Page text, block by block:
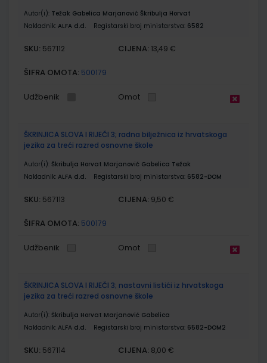
Autor(i): Težak Gabelica Marjanović Škribulja Horvat
Nakladnik: ALFA d.d. Registarski broj ministarstva: 6582
SKU: 567112 CIJENA: 13,49 €
ŠIFRA OMOTA: 500179
Udžbenik Omot
ŠKRINJICA SLOVA I RIJEČI 3; radna bilježnica iz hrvatskoga
jezika za treći razred osnovne škole
Autor(i): Škribulja Horvat Marjanović Gabelica Težak
Nakladnik: ALFA d.d. Registarski broj ministarstva: 6582-DOM
SKU: 567113 CIJENA: 9,50 €
ŠIFRA OMOTA: 500179
Udžbenik Omot
ŠKRINJICA SLOVA I RIJEČI 3; nastavni listići iz hrvatskoga
jezika za treći razred osnovne škole
Autor(i): Škribulja Horvat Marjanović Gabelica
Nakladnik: ALFA d.d. Registarski broj ministarstva: 6582-DOM2
SKU: 567114 CIJENA: 8,00 €